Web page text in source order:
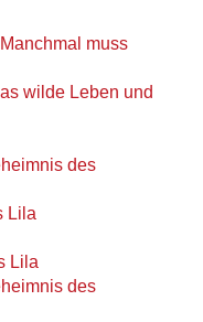
muss
wilde Leben und
des
Lila
Lila
des